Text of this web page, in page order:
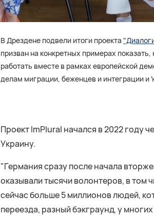
В Дрездене подвели итоги проекта
призван на конкретных примерах
работать вместе в рамках европейской
делам миграции, беженцев и интеграции и
Проект ImPlural начался в 2022 году
Украину.
"Германия сразу после начала
оказывали тысячи волонтеров, в том
сейчас больше 5 миллионов людей,
переезда, разный бэкграунд, у